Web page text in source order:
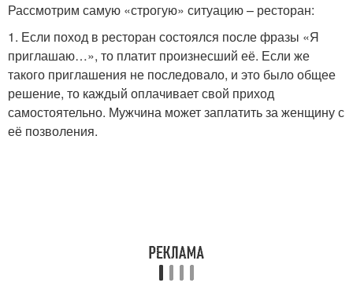
Рассмотрим самую «строгую» ситуацию – ресторан:
1. Если поход в ресторан состоялся после фразы «Я
приглашаю…», то платит произнесший её. Если же
такого приглашения не последовало, и это было общее
решение, то каждый оплачивает свой приход
самостоятельно. Мужчина может заплатить за женщину с
её позволения.